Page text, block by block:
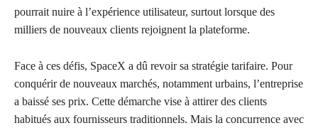
pourrait nuire à l’expérience utilisateur, surtout lorsque des
milliers de nouveaux clients rejoignent la plateforme.
Face à ces défis, SpaceX a dû revoir sa stratégie tarifaire. Pour
conquérir de nouveaux marchés, notamment urbains, l’entreprise
a baissé ses prix. Cette démarche vise à attirer des clients
habitués aux fournisseurs traditionnels. Mais la concurrence avec